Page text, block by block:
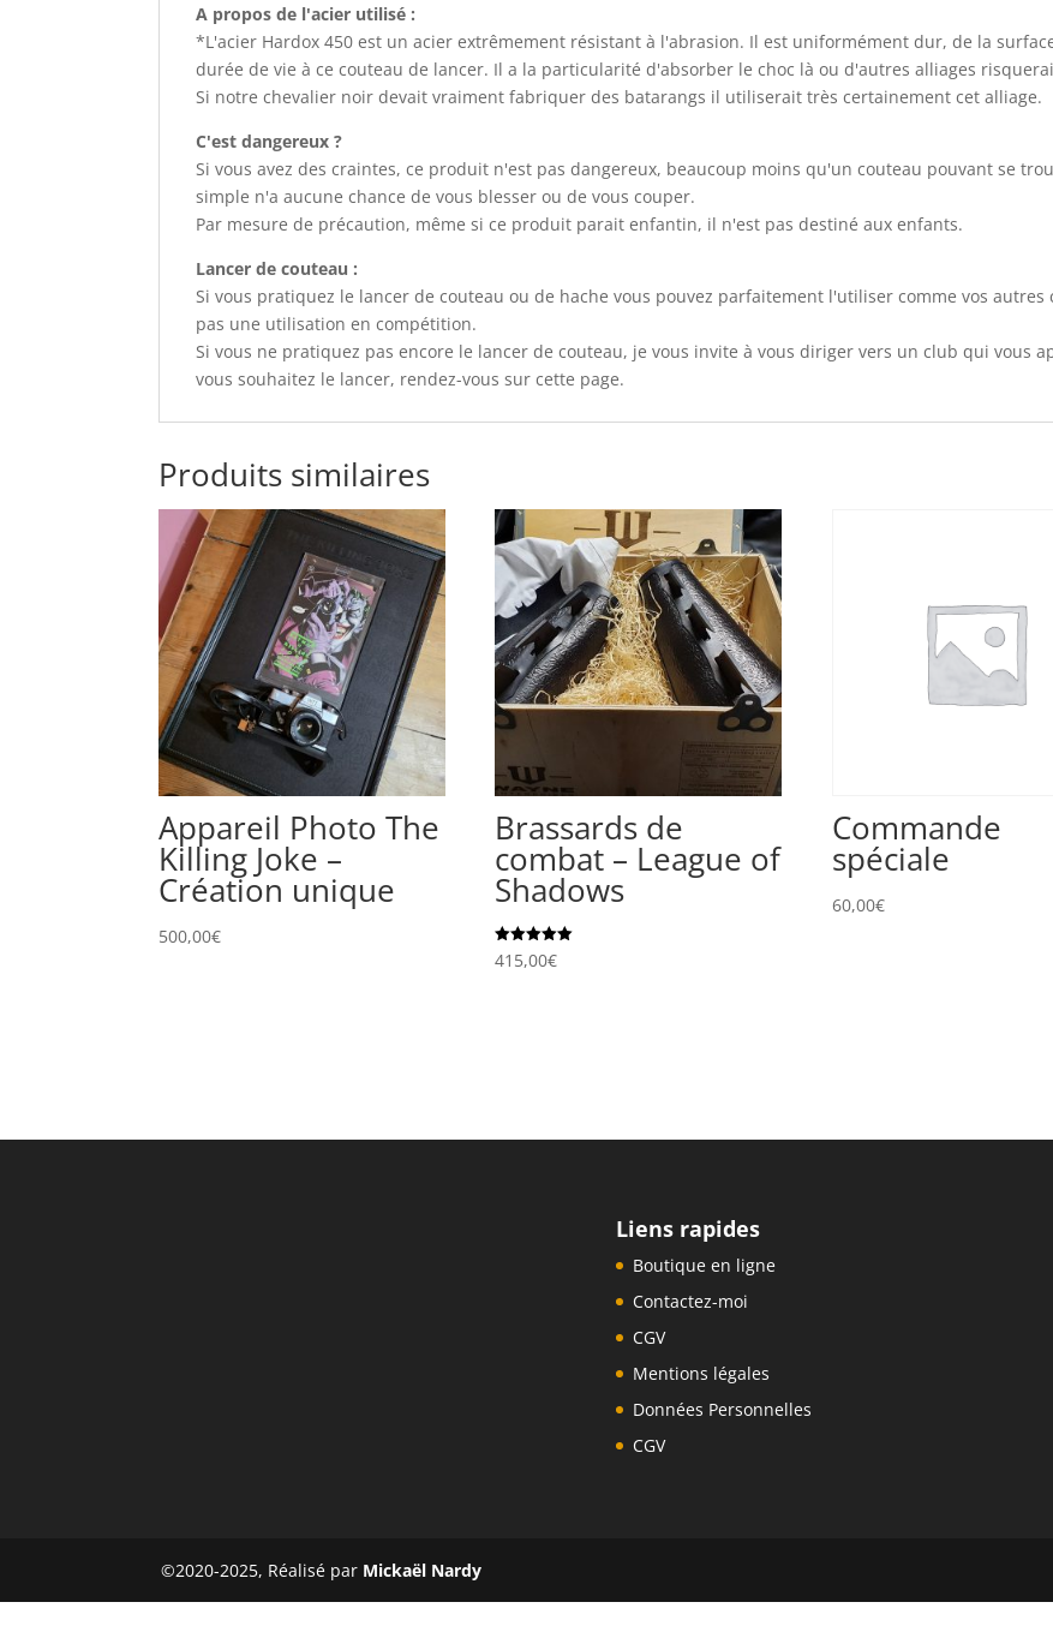
A propos de l'acier utilisé :
*L'acier Hardox 450 est un acier extrêmement résistant à l'abrasion. Il est uniformément dur, de la
durée de vie à ce couteau de lancer. Il a la particularité d'absorber le choc là ou d'autres alliages
Si notre chevalier noir devait vraiment fabriquer des batarangs il utiliserait très certainement cet alliage.
C'est dangereux ?
Si vous avez des craintes, ce produit n'est pas dangereux, beaucoup moins qu'un couteau pouvant se
simple n'a aucune chance de vous blesser ou de vous couper.
Par mesure de précaution, même si ce produit parait enfantin, il n'est pas destiné aux enfants.
Lancer de couteau :
Si vous pratiquez le lancer de couteau ou de hache vous pouvez parfaitement l'utiliser comme vos
pas une utilisation en compétition.
Si vous ne pratiquez pas encore le lancer de couteau, je vous invite à vous diriger vers un club qui vous
vous souhaitez le lancer, rendez-vous sur cette page.
Produits similaires
Appareil Photo The
Killing Joke –
Création unique
500,00€
Brassards de
combat – League of
Shadows
Note
5.00
415,00€
Commande
spéciale
60,00€
Liens rapides
Boutique en ligne
Contactez-moi
CGV
Mentions légales
Données Personnelles
CGV
©2020-2025, Réalisé par Mickaël Nardy